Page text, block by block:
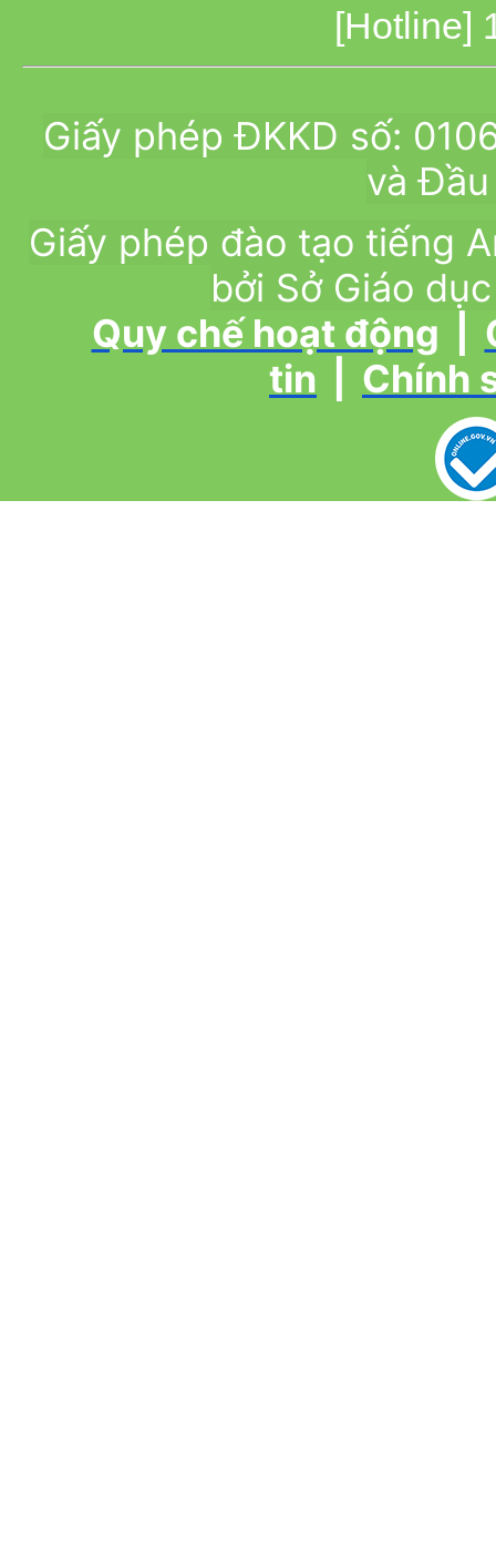
[Hotline]
Giấy phép ĐKKD số:
và
Giấy phép đào tạo tiếng
bởi Sở Giáo
Quy chế hoạt động
tin
Chính